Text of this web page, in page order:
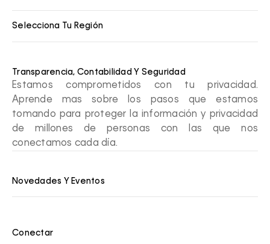
Selecciona Tu Región
Transparencia, Contabilidad Y Seguridad
Estamos comprometidos con tu privacidad.
Aprende mas sobre los pasos que estamos
tomando para proteger la información y privacidad
de millones de personas con las que nos
conectamos cada día.
Novedades Y Eventos
Conectar